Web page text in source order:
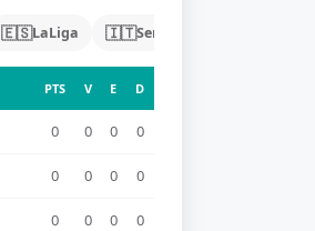
🇪🇸LaLiga 🇮🇹Serie A
PTS V E D
0 0 0 0
0 0 0 0
0 0 0 0